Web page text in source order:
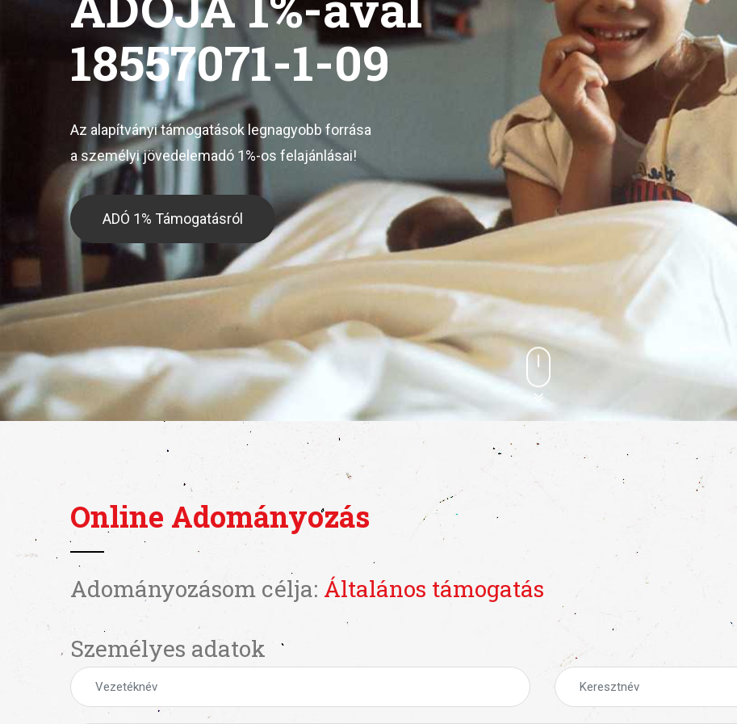
18557071-1-09
Az alapítványi támogatások legnagyobb forrása
a személyi jövedelemadó 1%-os felajánlásai!
ADÓ 1% Támogatásról
Online Adományozás
Adományozásom célja: Általános támogatás
Személyes adatok